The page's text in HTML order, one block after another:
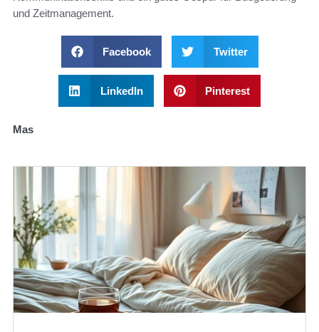
und Zeitmanagement.
Facebook Twitter
LinkedIn Pinterest
Mas